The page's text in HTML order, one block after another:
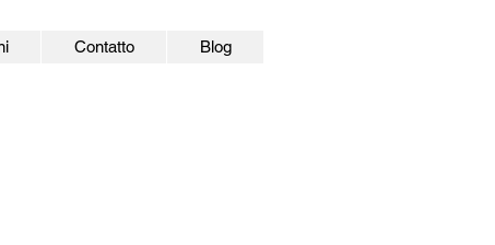
Contatto Blog